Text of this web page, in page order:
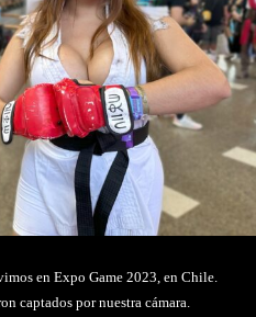
en Expo Game 2023, en Chile.
captados por nuestra cámara.